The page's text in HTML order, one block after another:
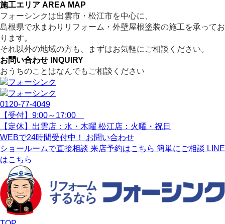
施工エリア AREA MAP
フォーシンクは出雲市・松江市を中心に、
島根県で水まわりリフォーム・外壁屋根塗装の施工を承ってお
ります。
それ以外の地域の方も、まずはお気軽にご相談ください。
お問い合わせ
INQUIRY
おうちのことはなんでもご相談ください
0120-77-4049
【受付】9:00～17:00
【定休】出雲店：水・木曜 松江店：火曜・祝日
WEBで24時間受付中！
お問い合わせ
ショールームで直接相談 来店予約はこちら 簡単にご相談 LINE
はこちら